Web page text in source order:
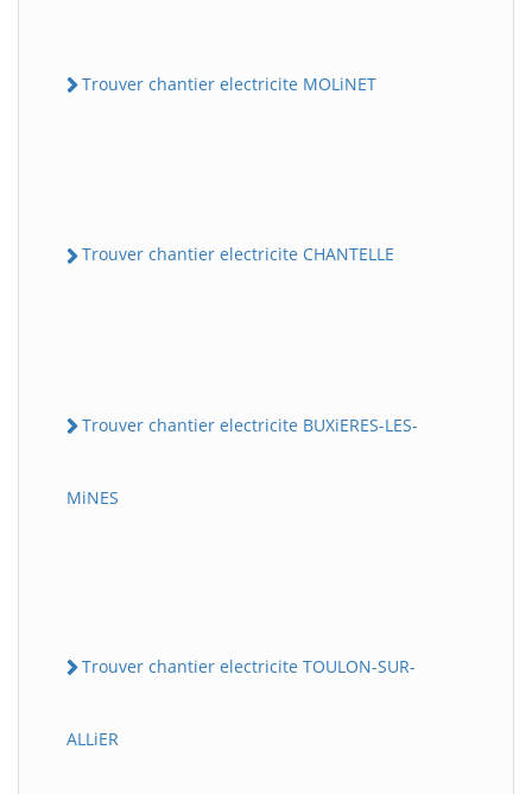
Trouver chantier electricite MOLiNET
Trouver chantier electricite CHANTELLE
Trouver chantier electricite BUXiERES-LES-
MiNES
Trouver chantier electricite TOULON-SUR-
ALLiER